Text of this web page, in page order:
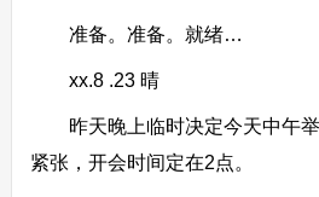
准备。准备。就绪…
xx.8 .23 晴
昨天晚上临时决定今天中午举
紧张，开会时间定在2点。